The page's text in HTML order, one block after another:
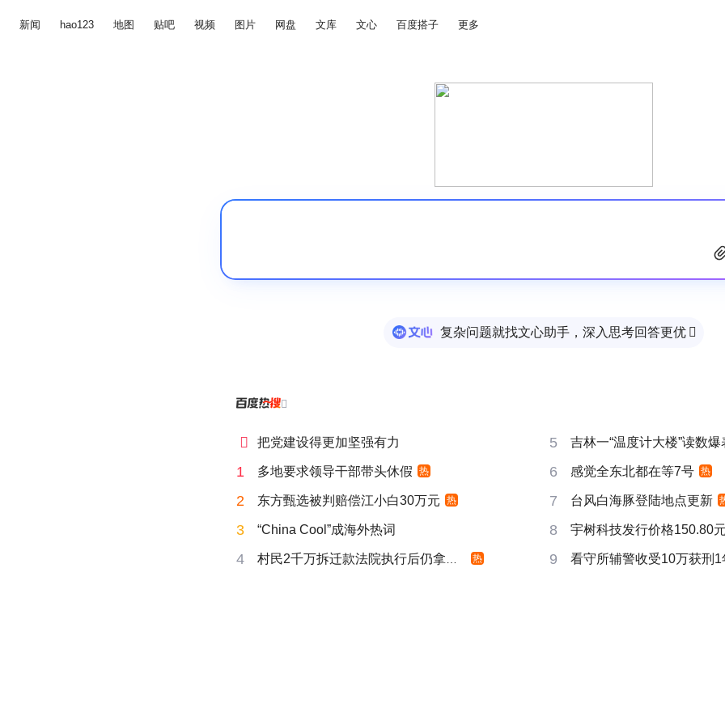
新闻 hao123 地图 贴吧 视频 图片 网盘 文库 文心 百度搭子 更多
复杂问题就找文心助手，深入思考回答更优 

 把党建设得更加坚强有力 5 吉林一“温度计大楼”读数爆
1 多地要求领导干部带头休假 热 6 感觉全东北都在等7号 热
2 东方甄选被判赔偿江小白30万元 热 7 台风白海豚登陆地点更新
3 “China Cool”成海外热词 8 宇树科技发行价格150.80
4 村民2千万拆迁款法院执行后仍拿不到 热 9 看守所辅警收受10万获刑1